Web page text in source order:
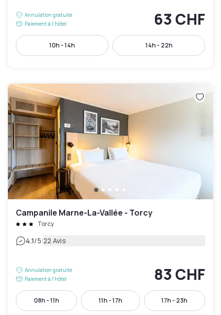
Annulation gratuite
Paiement à l'hôtel
63 CHF
10h - 14h 14h - 22h
Campanile Marne-La-Vallée - Torcy
Torcy
4.1/5|22 Avis
Annulation gratuite
Paiement à l'hôtel
83 CHF
08h - 11h 11h - 17h 17h - 23h